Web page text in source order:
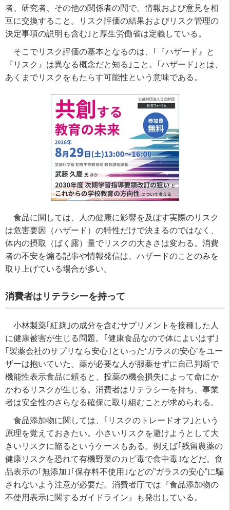
者、研究者、その他の関係者の間で、情報および意見を相
互に交換すること。リスク評価の結果およびリスク管理の
決定事項の説明も含む｣と厚生労働省は定義している。
そこでリスク評価の基本となるのは、｢『ハザード』と
『リスク』は異なる概念だと知る｣こと。｢ハザード｣とは、
あくまでリスクをもたらす可能性という意味である。
食品に関しては、人の健康に影響を及ぼす実際のリスク
は危害要因（ハザード）の特性だけで決まるのではなく、
体内の摂取（ばく露）量でリスクの大きさは変わる。消費
者の不安を煽る記事や情報発信は、ハザードのことのみを
取り上げている場合が多い。
消費者はリテラシーを持って
小林製薬｢紅麹｣の成分を含むサプリメントを接種した人
に健康被害が生じる問題。｢健康食品なので体によいはず｣
｢製薬会社のサプリなら安心｣といった‘ガラスの安心’をユー
ザーは抱いていた。薬が必要な人が服薬せずに自己判断で
機能性表示食品に頼ると、投薬の機会損失によって命にか
かわるリスクが生じる。消費者はリテラシーを持ち、事業
者は安全性のさらなる確保に取り組むことが求められる。
食品添加物に関しては、｢リスクのトレードオフ｣という
原理を覚えておきたい。小さいリスクを避けようとして大
きいリスクに陥るというケースもある。例えば｢残留農薬の
健康リスクを恐れて有機野菜のカビ毒で食中毒｣などだ。食
品表示の｢無添加｣｢保存料不使用｣などの”ガラスの安心”に騙
されないよう注意が必要だ。消費者庁では『食品添加物の
不使用表示に関するガイドライン』も発出している。